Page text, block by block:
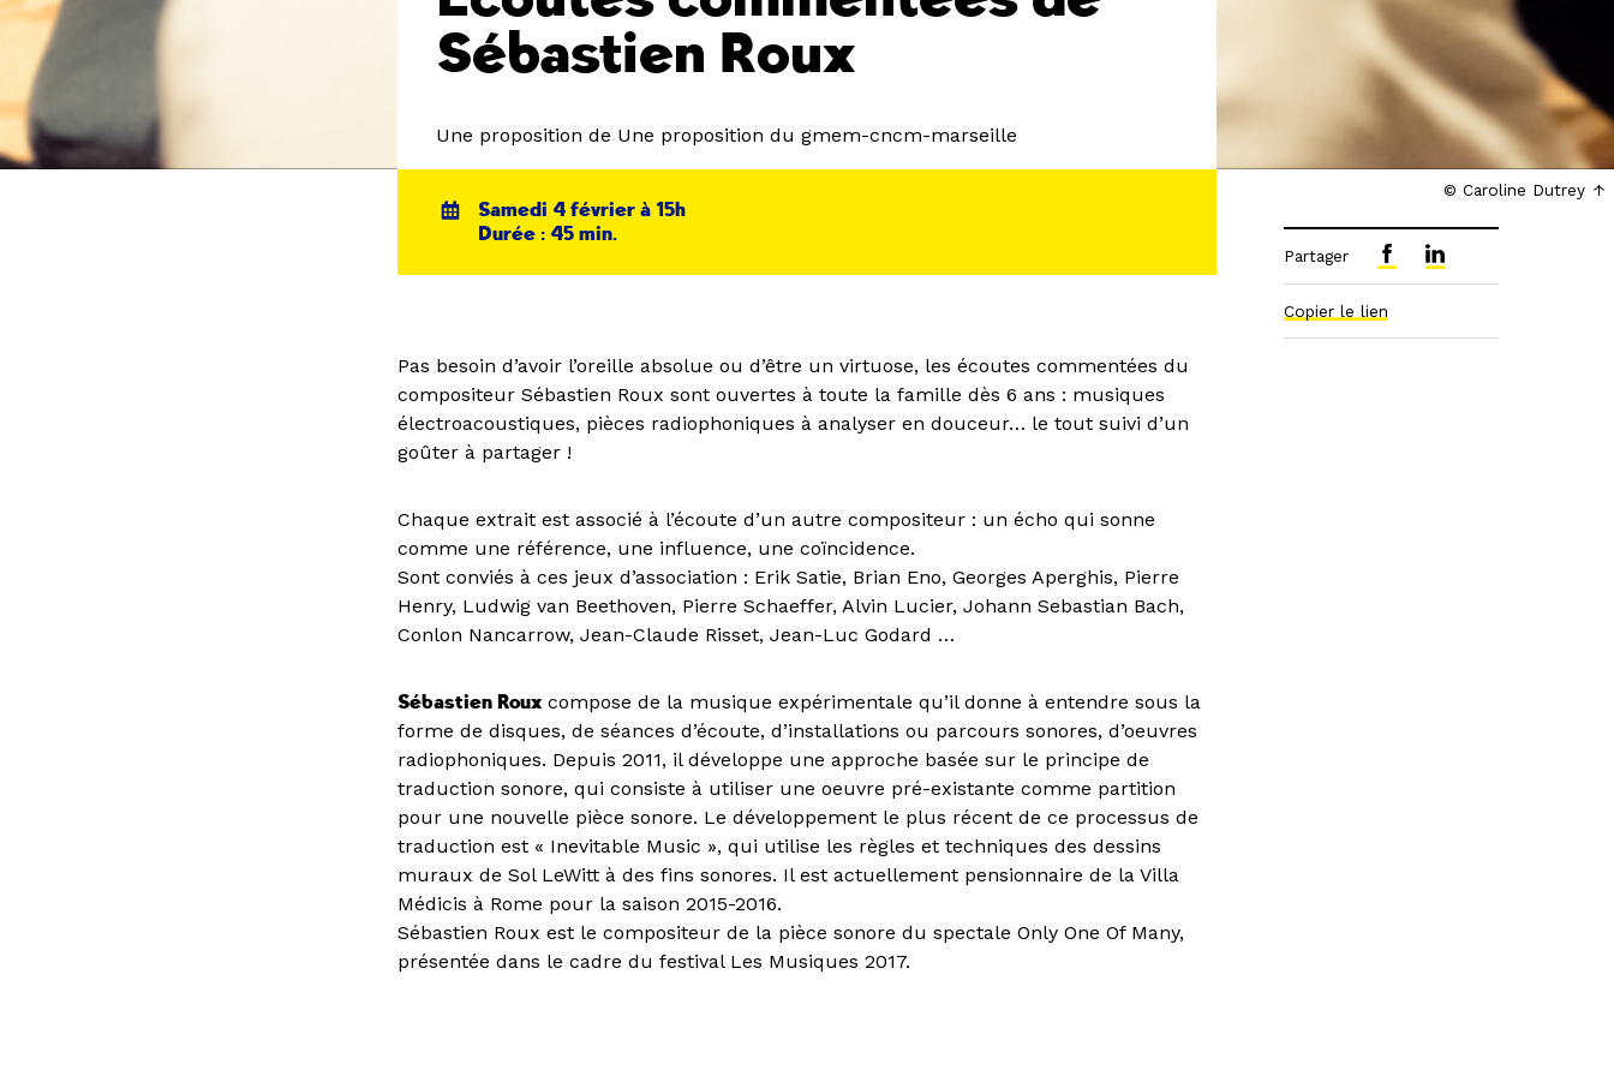
© Caroline Dutrey
Sébastien Roux
Une proposition de Une proposition du gmem-cncm-marseille
Samedi 4 février à 15h
Durée : 45 min.
Pas besoin d’avoir l’oreille absolue ou d’être un virtuose, les écoutes commentées du
compositeur Sébastien Roux sont ouvertes à toute la famille dès 6 ans : musiques
électroacoustiques, pièces radiophoniques à analyser en douceur… le tout suivi d’un
goûter à partager !
Chaque extrait est associé à l’écoute d’un autre compositeur : un écho qui sonne
comme une référence, une influence, une coïncidence.
Sont conviés à ces jeux d’association : Erik Satie, Brian Eno, Georges Aperghis, Pierre
Henry, Ludwig van Beethoven, Pierre Schaeffer, Alvin Lucier, Johann Sebastian Bach,
Conlon Nancarrow, Jean-Claude Risset, Jean-Luc Godard …
Sébastien Roux compose de la musique expérimentale qu’il donne à entendre sous la
forme de disques, de séances d’écoute, d’installations ou parcours sonores, d’oeuvres
radiophoniques. Depuis 2011, il développe une approche basée sur le principe de
traduction sonore, qui consiste à utiliser une oeuvre pré-existante comme partition
pour une nouvelle pièce sonore. Le développement le plus récent de ce processus de
traduction est « Inevitable Music », qui utilise les règles et techniques des dessins
muraux de Sol LeWitt à des fins sonores. Il est actuellement pensionnaire de la Villa
Médicis à Rome pour la saison 2015-2016.
Sébastien Roux est le compositeur de la pièce sonore du spectale Only One Of Many,
présentée dans le cadre du festival Les Musiques 2017.
Partager
Copier le lien